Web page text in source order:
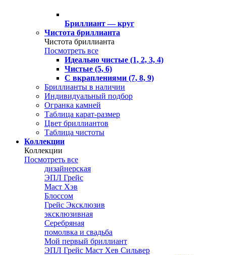
Бриллиант — круг
Чистота бриллианта
Чистота бриллианта
Посмотреть все
Идеально чистые (1, 2, 3, 4)
Чистые (5, 6)
С вкраплениями (7, 8, 9)
Бриллианты в наличии
Индивидуальный подбор
Огранка камней
Таблица карат-размер
Цвет бриллиантов
Таблица чистоты
Коллекции
Коллекции
Посмотреть все
дизайнерская
ЭПЛ Грейс
Маст Хэв
Блоссом
Грейс Эксклюзив
эксклюзивная
Серебряная
помолвка и свадьба
Мой первый бриллиант
ЭПЛ Грейс Маст Хев Сильвер